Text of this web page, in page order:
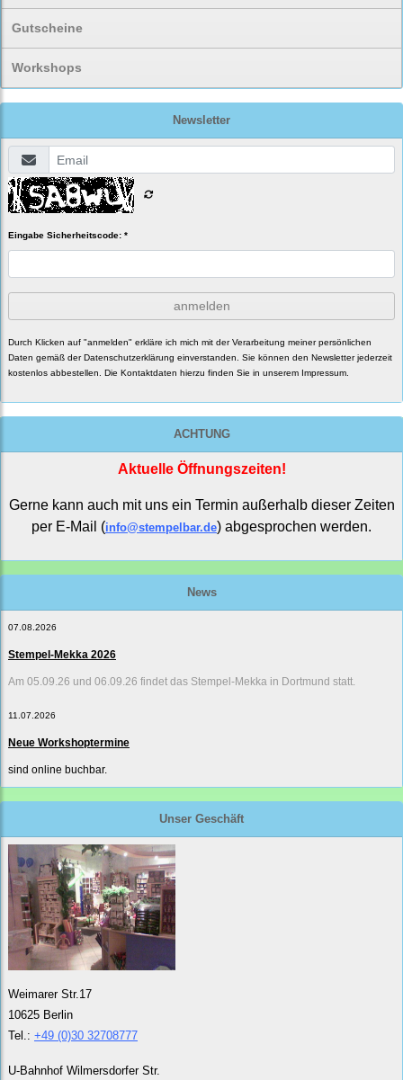
Gutscheine
Workshops
Newsletter
Eingabe Sicherheitscode: *
anmelden
Durch Klicken auf "anmelden" erkläre ich mich mit der Verarbeitung meiner persönlichen
Daten gemäß der Datenschutzerklärung einverstanden. Sie können den Newsletter jederzeit
kostenlos abbestellen. Die Kontaktdaten hierzu finden Sie in unserem Impressum.
ACHTUNG
Aktuelle Öffnungszeiten!
Gerne kann auch mit uns ein Termin außerhalb dieser Zeiten
per E-Mail (info@stempelbar.de) abgesprochen werden.
News
07.08.2026
Stempel-Mekka 2026
Am 05.09.26 und 06.09.26 findet das Stempel-Mekka in Dortmund statt.
11.07.2026
Neue Workshoptermine
sind online buchbar.
Unser Geschäft
Weimarer Str.17
10625 Berlin
Tel.: +49 (0)30 32708777
U-Bahnhof Wilmersdorfer Str.